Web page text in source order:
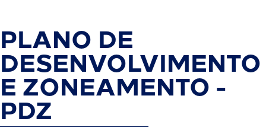
PLANO DE
DESENVOLVIMENTO
E ZONEAMENTO -
PDZ